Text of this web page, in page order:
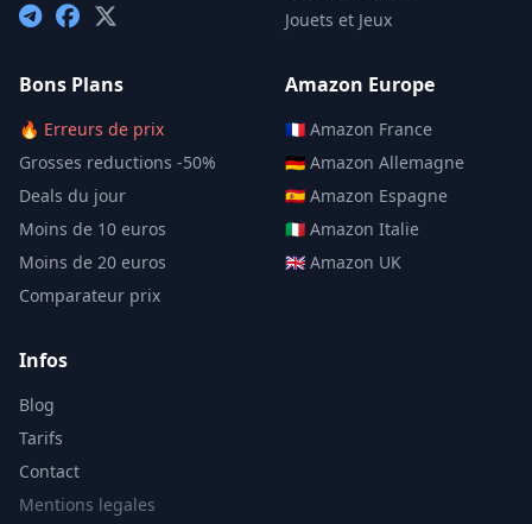
Jouets et Jeux
Bons Plans
🔥 Erreurs de prix
Grosses reductions -50%
Deals du jour
Moins de 10 euros
Moins de 20 euros
Comparateur prix
Amazon Europe
🇫🇷 Amazon France
🇩🇪 Amazon Allemagne
🇪🇸 Amazon Espagne
🇮🇹 Amazon Italie
🇬🇧 Amazon UK
Infos
Blog
Tarifs
Contact
Mentions legales